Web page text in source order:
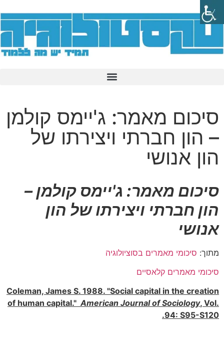
סיכום מאמר: ג'יימס קולמן
– הון חברתי ויצירתו של
הון אנושי
סיכום מאמר: ג'יימס קולמן –
הון חברתי ויצירתו של הון
אנושי
מתוך: סיכומי מאמרים בסוציולוגיה
סיכומי מאמרים קלאסיים
Coleman, James S. 1988. "Social capital in the creation
of human capital." American Journal of Sociology, Vol.
94: S95-S120.